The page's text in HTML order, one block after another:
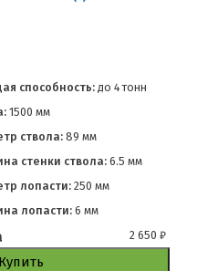
способность: до 4 тонн
1500 мм
ствола:89 мм
стенки ствола:6.5 мм
лопасти:250 мм
лопасти:6 мм
2 650₽